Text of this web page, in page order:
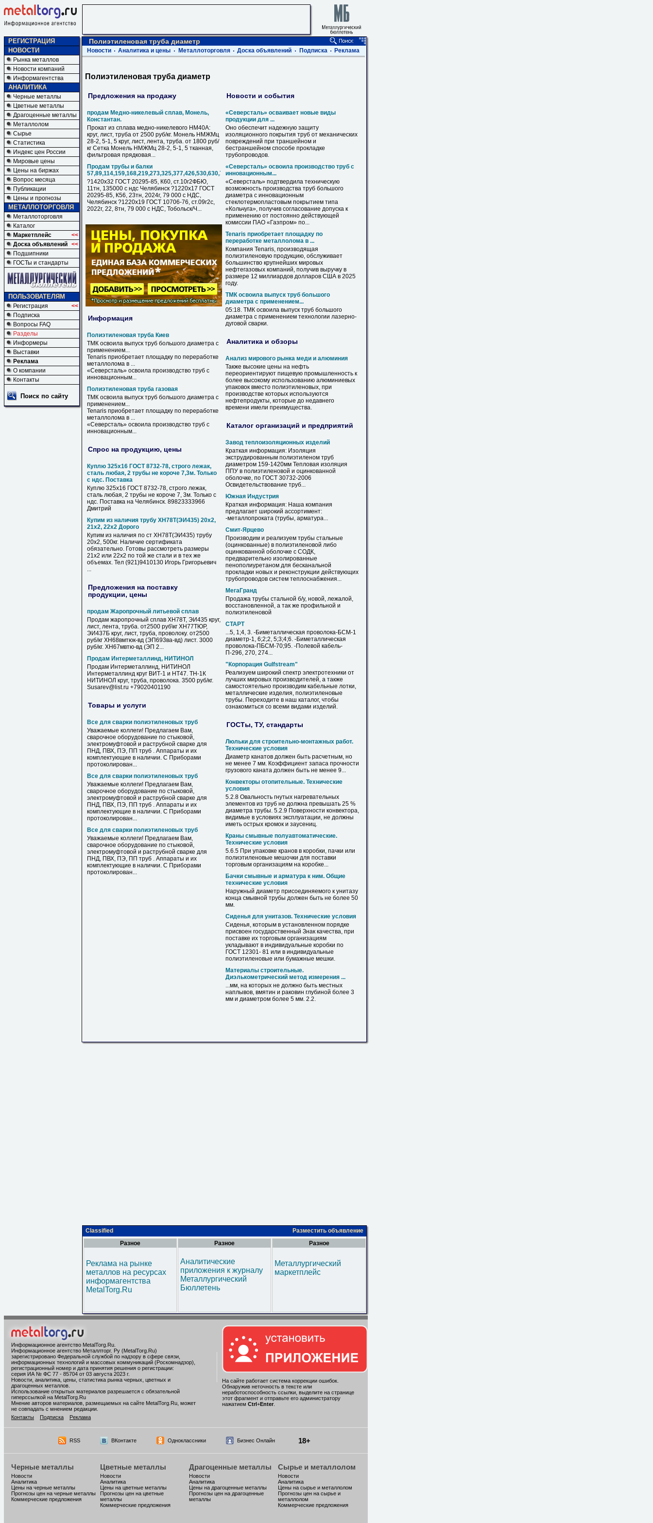
РЕГИСТРАЦИЯ
НОВОСТИ
Рынка металлов
Новости компаний
Информагентства
АНАЛИТИКА
Черные металлы
Цветные металлы
Драгоценные металлы
Металлолом
Сырье
Статистика
Индекс цен России
Мировые цены
Цены на биржах
Вопрос месяца
Публикации
Цены и прогнозы
МЕТАЛЛОТОРГОВЛЯ
Металлоторговля
Каталог
Маркетплейс
<<
Доска объявлений <<
Подшипники
ГОСТы и стандарты
ПОЛЬЗОВАТЕЛЯМ
Регистрация
<<
Подписка
Вопросы FAQ
Разделы
Информеры
Выставки
Реклама
О компании
Контакты
Поиск по сайту
Полиэтиленовая труба диаметр
Новости Аналитика и цены Металлоторговля Доска объявлений Подписка Реклама
Полиэтиленовая труба диаметр
Предложения на продажу
продам Медно-никелевый сплав, Монель,
Константан.
Прокат из сплава медно-никелевого НМ40А:
круг, лист, труба от 2500 руб/кг. Монель НМЖМц
28-2, 5-1, 5 круг, лист, лента, труба. от 1800 руб/
кг Сетка Монель НМЖМц 28-2, 5-1, 5 тканная,
фильтровая прядковая...
Продам трубы и балки
57,89,114,159,168,219,273,325,377,426,530,630,720,820,1020,1220,1420
?1420х32 ГОСТ 20295-85, К60, ст.10г2ФБЮ,
11тн, 135000 с ндс Челябинск ?1220х17 ГОСТ
20295-85, К56, 23тн, 2024г, 79 000 с НДC,
Челябинск ?1220х19 ГОСТ 10706-76, ст.09г2с,
2022г, 22, 8тн, 79 000 с НДC, Тобольск/Ч...
Информация
Полиэтиленовая труба Киев
ТМК освоила выпуск труб большого диаметра с
применением...
Tenaris приобретает площадку по переработке
металлолома в ...
«Северсталь» освоила производство труб с
инновационным...
Полиэтиленовая труба газовая
ТМК освоила выпуск труб большого диаметра с
применением...
Tenaris приобретает площадку по переработке
металлолома в ...
«Северсталь» освоила производство труб с
инновационным...
Спрос на продукцию, цены
Куплю 325х16 ГОСТ 8732-78, строго лежак,
сталь любая, 2 трубы не короче 7,3м. Только
с ндс. Поставка
Куплю 325х16 ГОСТ 8732-78, строго лежак,
сталь любая, 2 трубы не короче 7, 3м. Только с
ндс. Поставка на Челябинск. 89823333966
Дмитрий
Купим из наличия трубу ХН78Т(ЭИ435) 20х2,
21х2, 22х2 Дорого
Купим из наличия по ст ХН78Т(ЭИ435) трубу
20х2, 500кг. Наличие сертификата
обязательно. Готовы рассмотреть размеры
21х2 или 22х2 по той же стали и в тех же
объемах. Тел (921)9410130 Игорь Григорьевич
...
Предложения на поставку
продукции, цены
продам Жаропрочный литьевой сплав
Продам жаропрочный сплав ХН78Т, ЭИ435 круг,
лист, лента, труба. от2500 руб\кг ХН77ТЮР,
ЭИ437Б круг, лист, труба, проволоку. от2500
руб/кг ХН68вмтюк-вд (ЭП693ва-вд) лист. 3000
руб/кг. ХН67мвтю-вд (ЭП 2...
Продам Интерметаллинд, НИТИНОЛ
Продам Интерметаллинд, НИТИНОЛ
Интерметаллинд круг ВИТ-1 и НТ47. ТН-1К
НИТИНОЛ круг, труба, проволока. 3500 руб/кг.
Susarev@list.ru +79020401190
Товары и услуги
Все для сварки полиэтиленовых труб
Уважаемые коллеги! Предлагаем Вам,
сварочное оборудование по стыковой,
электромуфтовой и раструбной сварке для
ПНД, ПВХ, ПЭ, ПП труб . Аппараты и их
комплектующие в наличии. С Приборами
протоколирован...
Все для сварки полиэтиленовых труб
Уважаемые коллеги! Предлагаем Вам,
сварочное оборудование по стыковой,
электромуфтовой и раструбной сварке для
ПНД, ПВХ, ПЭ, ПП труб . Аппараты и их
комплектующие в наличии. С Приборами
протоколирован...
Все для сварки полиэтиленовых труб
Уважаемые коллеги! Предлагаем Вам,
сварочное оборудование по стыковой,
электромуфтовой и раструбной сварке для
ПНД, ПВХ, ПЭ, ПП труб . Аппараты и их
комплектующие в наличии. С Приборами
протоколирован...
Новости и события
«Северсталь» осваивает новые виды
продукции для ...
Оно обеспечит надежную защиту
изоляционного покрытия труб от механических
повреждений при траншейном и
бестраншейном способе прокладке
трубопроводов.
«Северсталь» освоила производство труб с
инновационным...
«Северсталь» подтвердила техническую
возможность производства труб большого
диаметра с инновационным
стеклотермопластовым покрытием типа
«Кольчуга», получив согласование допуска к
применению от постоянно действующей
комиссии ПАО «Газпром» по...
Tenaris приобретает площадку по
переработке металлолома в ...
Компания Tenaris, производящая
полиэтиленовую продукцию, обслуживает
большинство крупнейших мировых
нефтегазовых компаний, получив выручку в
размере 12 миллиардов долларов США в 2025
году.
ТМК освоила выпуск труб большого
диаметра с применением...
05:18. ТМК освоила выпуск труб большого
диаметра с применением технологии лазерно-
дуговой сварки.
Аналитика и обзоры
Анализ мирового рынка меди и алюминия
Также высокие цены на нефть
переориентируют пищевую промышленность к
более высокому использованию алюминиевых
упаковок вместо полиэтиленовых, при
производстве которых используются
нефтепродукты, которые до недавнего
времени имели преимущества.
Каталог организаций и предприятий
Завод теплоизоляционных изделий
Краткая информация: Изоляция
экструдированным полиэтиленом труб
диаметром 159-1420мм Тепловая изоляция
ППУ в полиэтиленовой и оцинкованной
оболочке, по ГОСТ 30732-2006
Освидетельствование труб...
Южная Индустрия
Краткая информация: Наша компания
предлагает широкий ассортимент:
-металлопроката (трубы, арматура...
Смит-Ярцево
Производим и реализуем трубы стальные
(оцинкованные) в полиэтиленовой либо
оцинкованной оболочке с СОДК,
предварительно изолированные
пенополиуретаном для бесканальной
прокладки новых и реконструкции действующих
трубопроводов систем теплоснабжения...
МегаГранд
Продажа трубы стальной б/у, новой, лежалой,
восстановленной, а так же профильной и
полиэтиленовой
СТАРТ
...5, 1;4, 3. -Биметаллическая проволока-БСМ-1
диаметр-1, 6;2;2, 5;3;4;6. -Биметаллическая
проволока-ПБСМ-70;95. -Полевой кабель-
П-296, 270, 274...
"Корпорация Gulfstream"
Реализуем широкий спектр электротехники от
лучших мировых производителей, а также
самостоятельно производим кабельные лотки,
металлические изделия, полиэтиленовые
трубы. Переходите в наш каталог, чтобы
ознакомиться со всеми видами изделий.
ГОСТы, ТУ, стандарты
Люльки для строительно-монтажных работ.
Технические условия
Диаметр канатов должен быть расчетным, но
не менее 7 мм. Коэффициент запаса прочности
грузового каната должен быть не менее 9...
Конвекторы отопительные. Технические
условия
5.2.8 Овальность гнутых нагревательных
элементов из труб не должна превышать 25 %
диаметра трубы. 5.2.9 Поверхности конвектора,
видимые в условиях эксплуатации, не должны
иметь острых кромок и заусениц.
Краны смывные полуавтоматические.
Технические условия
5.6.5 При упаковке кранов в коробки, пачки или
полиэтиленовые мешочки для поставки
торговым организациям на коробке...
Бачки смывные и арматура к ним. Общие
технические условия
Наружный диаметр присоединяемого к унитазу
конца смывной трубы должен быть не более 50
мм.
Сиденья для унитазов. Технические условия
Сиденья, которым в установленном порядке
присвоен государственный Знак качества, при
поставке их торговым организациям
укладывают в индивидуальные коробки по
ГОСТ 12301- 81 или в индивидуальные
полиэтиленовые или бумажные мешки.
Материалы строительные.
Диэлькометрический метод измерения ...
...мм, на которых не должно быть местных
наплывов, вмятин и раковин глубиной более 3
мм и диаметром более 5 мм. 2.2.
Classified
Разместить объявление
Разное
Реклама на рынке
металлов на ресурсах
информагентства
MetalTorg.Ru
Разное
Аналитические
приложения к журналу
Металлургический
Бюллетень
Разное
Металлургический
маркетплейс
Информационное агентство MetalTorg.Ru
Информационное агентство Металлторг. Ру (MetalTorg.Ru)
зарегистрировано Федеральной службой по надзору в сфере связи,
информационных технологий и массовых коммуникаций (Роскомнадзор),
регистрационный номер и дата принятия решения о регистрации:
серия ИА № ФС 77 - 85704 от 03 августа 2023 г.
Новости, аналитика, цены, статистика рынка черных, цветных и
драгоценных металлов.
Использование открытых материалов разрешается с обязательной
гиперссылкой на MetalTorg.Ru
Мнение авторов материалов, размещаемых на сайте MetalTorg.Ru, может
не совпадать с мнением редакции.
Контакты
Подписка Реклама
На сайте работает система коррекции ошибок.
Обнаружив неточность в тексте или
неработоспособность ссылки, выделите на странице
этот фрагмент и отправьте его администратору
нажатием Ctrl +Enter.
RSS ВКонтакте Одноклассники Бизнес Онлайн 18+
Черные металлы
Новости
Аналитика
Цены на черные металлы
Прогнозы цен на черные металлы
Коммерческие предложения
Цветные металлы
Новости
Аналитика
Цены на цветные металлы
Прогнозы цен на цветные
металлы
Коммерческие предложения
Драгоценные металлы
Новости
Аналитика
Цены на драгоценные металлы
Прогнозы цен на драгоценные
металлы
Сырье и металлолом
Новости
Аналитика
Цены на сырье и металлолом
Прогнозы цен на сырье и
металлолом
Коммерческие предложения